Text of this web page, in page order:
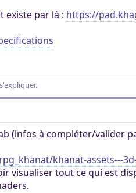
existe par là : https://
(infos à compléter/valider
khanat-assets---
visualiser tout ce qui est